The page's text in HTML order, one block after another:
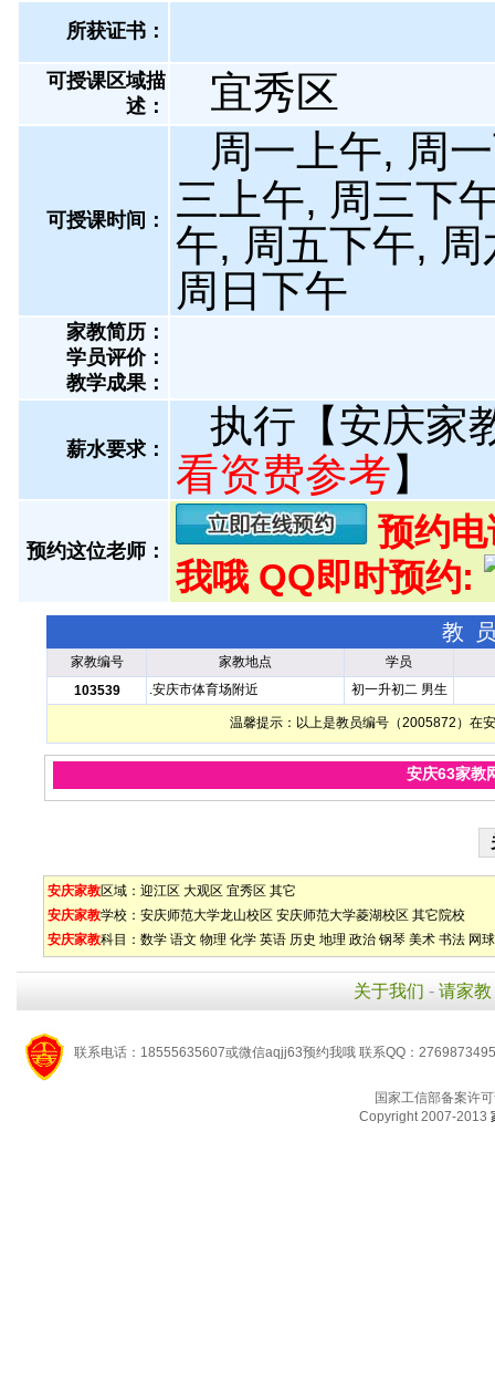
所获证书 ：
可授课区域描
述：
宜秀区
可授课时间：
周一上午, 周
三上午, 周三下
午, 周五下午,
周日下午
家教简历：
学员评价：
教学成果：
薪水要求：
执行【安庆家
看资费参考】
预约这位老师：
预约
我哦 QQ即时预约:
教
家教编号 家教地点
学员
103539
.安庆市体育场附近 初一升初二 男生
温馨提示：以上是教员编号（2005872）在
安庆63家教
安庆家教区域： 迎江区 大观区 宜秀区 其它
安庆家教学校： 安庆师范大学龙山校区 安庆师范大学菱湖校区 其它院校
安庆家教科目： 数学 语文 物理 化学 英语 历史 地理 政治 钢琴 美术 书法 网球
关于我们 - 请家教
联系电话：18555635607或微信aqjj63预约我哦 联系QQ：
国家工信部备案许
Copyright 2007-2013